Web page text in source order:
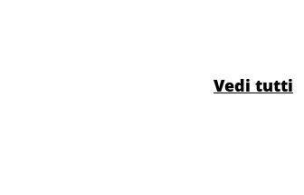
Vedi tutti